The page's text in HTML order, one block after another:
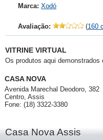
Marca: Xodó
Avaliação: (160
VITRINE VIRTUAL
Os produtos aqui
CASA NOVA
Avenida Marechal Deodoro, 382
Centro, Assis
Fone: (18) 3322-3380
Casa Nova Assis